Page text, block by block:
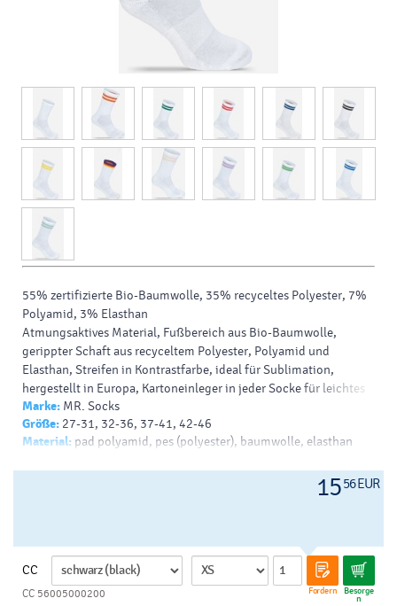
55% zertifizierte Bio-Baumwolle, 35% recyceltes Polyester, 7%
Polyamid, 3% Elasthan
Atmungsaktives Material, Fußbereich aus Bio-Baumwolle,
gerippter Schaft aus recyceltem Polyester, Polyamid und
Elasthan, Streifen in Kontrastfarbe, ideal für Sublimation,
hergestellt in Europa, Kartoneinleger in jeder Socke für leichtes
Bedrucken, 30° waschbar, trocknergeeignet, nicht bügeln.
Marke: MR. Socks
Größe: 27-31, 32-36, 37-41, 42-46
Material: pad polyamid, pes (polyester), baumwolle, elasthan
1556 EUR
CC
Fordern Besorge
n
CC 56005000200